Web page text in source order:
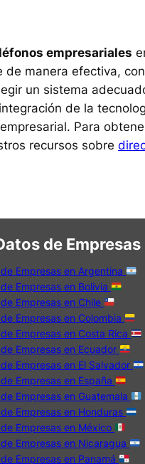
empresariales
de manera efectiva,
un sistema
de la
Para
recursos sobre
de
Empresas en Argentina
Empresas en Bolivia
Empresas en Chile
Empresas en Colombia
Empresas en Costa Rica
Empresas en Ecuador
Empresas en El Salvador
Empresas en España
Empresas en Guatemala
Empresas en Honduras
Empresas en México
Empresas en Nicaragua
Empresas en Panamá